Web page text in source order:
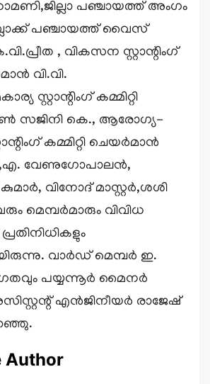
പഞ്ചായത്ത് അംഗം
പഞ്ചായത്ത് വൈസ്
, വികസന സ്റ്റാന്റിംഗ്
വി.വി.
സ്റ്റാന്റിംഗ് കമ്മിറ്റി
സജിനി കെ., ആരോഗ്യ-
കമ്മിറ്റി ചെയർമാൻ
വേണുഗോപാലൻ,
വിനോദ് മാസ്റ്റർ,ശശി
മെമ്പർമാരും വിവിധ
പ്രതിനിധികളും
വാർഡ് മെമ്പർ ഇ.
പയ്യന്നൂർ മൈനർ
എൻജിനീയർ രാജേഷ്
Author